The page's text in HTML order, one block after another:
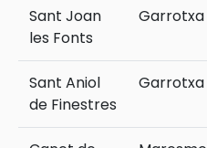
Sant Joan
les Fonts
Garrotxa
Sant Aniol
de Finestres
Garrotxa